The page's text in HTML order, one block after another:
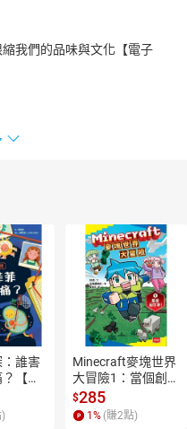
我們的品味與文化【電子
誰害
【電
)
Minecraft麥塊世界
大冒險1：當個創世
神！【電子書】
$285
1 % (賺2點)